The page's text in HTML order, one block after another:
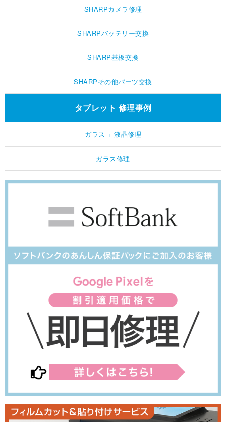
SHARPカメラ修理
SHARPバッテリー交換
SHARP基板交換
SHARPその他パーツ交換
タブレット 修理事例
ガラス + 液晶修理
ガラス修理